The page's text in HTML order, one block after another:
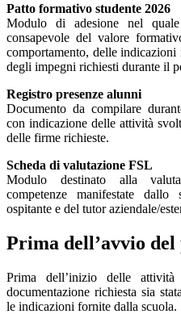
Patto formativo studente 2026
Modulo di adesione nel
consapevole del valore
comportamento, delle
degli impegni richiesti durante il
Registro presenze alunni
Documento da compilare
con indicazione delle attività
delle firme richieste.
Scheda di valutazione FSL
Modulo destinato alla
competenze manifestate
ospitante e del tutor aziendale/
Prima dell’avvio del
Prima dell’inizio delle
documentazione richiesta sia
le indicazioni fornite dalla scuola.